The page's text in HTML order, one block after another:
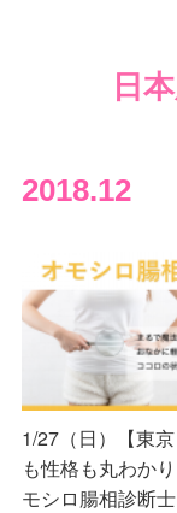
日
2018.12
1/27（日）【東
も性格も丸わか
モシロ腸相診断